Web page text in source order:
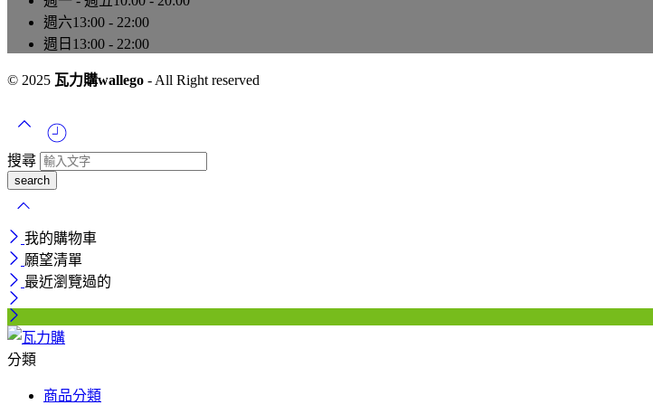
週六13:00 - 22:00
週日 13:00 - 22:00
© 2025 瓦力購wallego - All Right reserved
搜尋
我的購物車
願望清單
最近瀏覽過的
分類
商品分類